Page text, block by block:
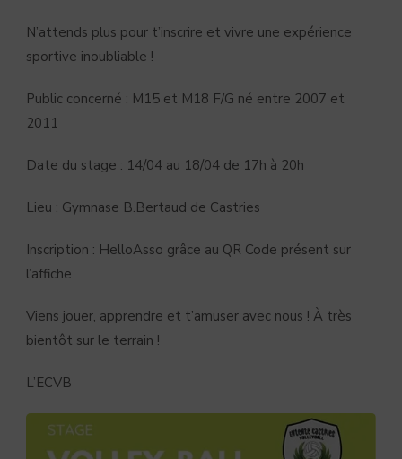
N’attends plus pour t’inscrire et vivre une expérience
sportive inoubliable !
Public concerné : M15 et M18 F/G né entre 2007 et
2011
Date du stage : 14/04 au 18/04 de 17h à 20h
Lieu : Gymnase B.Bertaud de Castries
Inscription : HelloAsso grâce au QR Code présent sur
l’affiche
Viens jouer, apprendre et t’amuser avec nous ! À très
bientôt sur le terrain !
L’ECVB